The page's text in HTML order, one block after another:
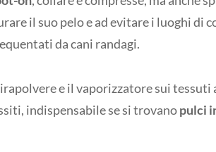
il suo pelo e ad evitare i luoghi di
da cani randagi.
e il vaporizzatore sui tessuti
indispensabile se si trovanopulci